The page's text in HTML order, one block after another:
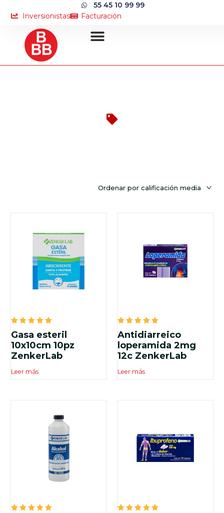
55 45 10 99 99
Inversionistas
Facturación
Valorado
en
5.00
de 5
Gasa esteril
10x10cm 10pz
ZenkerLab
Leer más
Valorado
en
5.00
de 5
Antidiarreico
loperamida 2mg
12c ZenkerLab
Leer más